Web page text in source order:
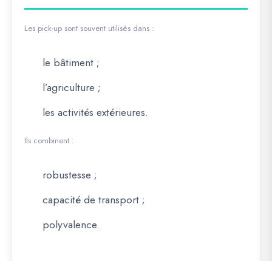
Les pick-up sont souvent utilisés dans :
le bâtiment ;
l’agriculture ;
les activités extérieures.
Ils combinent :
robustesse ;
capacité de transport ;
polyvalence.